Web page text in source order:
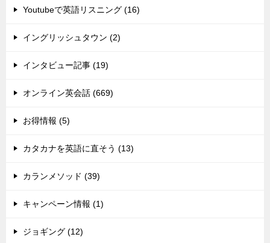
Youtubeで英語リスニング (16)
イングリッシュタウン (2)
インタビュー記事 (19)
オンライン英会話 (669)
お得情報 (5)
カタカナを英語に直そう (13)
カランメソッド (39)
キャンペーン情報 (1)
ジョギング (12)